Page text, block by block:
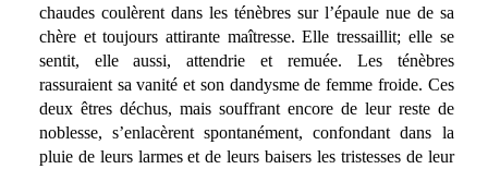
chaudes coulèrent dans les ténèbres sur l’épaule nue de sa
chère et toujours attirante maîtresse. Elle tressaillit; elle se
sentit, elle aussi, attendrie et remuée. Les ténèbres
rassuraient sa vanité et son dandysme de femme froide. Ces
deux êtres déchus, mais souffrant encore de leur reste de
noblesse, s’enlacèrent spontanément, confondant dans la
pluie de leurs larmes et de leurs baisers les tristesses de leur